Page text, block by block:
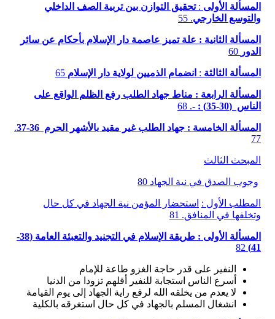
المسألة الأولى : تحقيق التوازن بين تربية الصف الداخلي
والتوسع الخارجي. 55
المسألة الثانية : علة تميز عاصمة دار الإسلام بأحكام عن سائر
الدور
المسألة الثالثة : انضمام الذميين لولاية دار الإسلام
المسألة الرابعة : مناط جهاد الطلب رفع الظلم الواقع على
الناس (30-35) : -
. 68
المسألة الخامسة : جهاد الطلب غير مقيد بالأشهر الحرم 36-37
.
77
المبحث الثالث
وجوب الصدق في نية الجهاد 80
المطلب الأول : استحضار المؤمن نية الجهاد في كل حال
وتخلفها في المنافق. 81
المسألة الأولى : طريقة الإسلام في التجنيد والتعبئة العامة (38-
41)
النفير على قدر حاجة الغزو طاعة للإمام
أسرع الناس استجابة للنفير أقلهم تزودا من الدنيا
لا يعدم من يخلقه الله لرفع راية الجهاد إلى يوم القيامة
انشغال المسلم بالجهاد في كل حال استغرقه بالكلية